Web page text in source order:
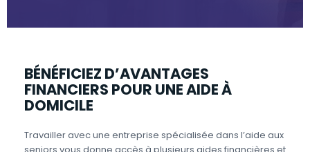
BÉNÉFICIEZ D’AVANTAGES
FINANCIERS POUR UNE AIDE À
DOMICILE
Travailler avec une entreprise spécialisée dans l’aide aux